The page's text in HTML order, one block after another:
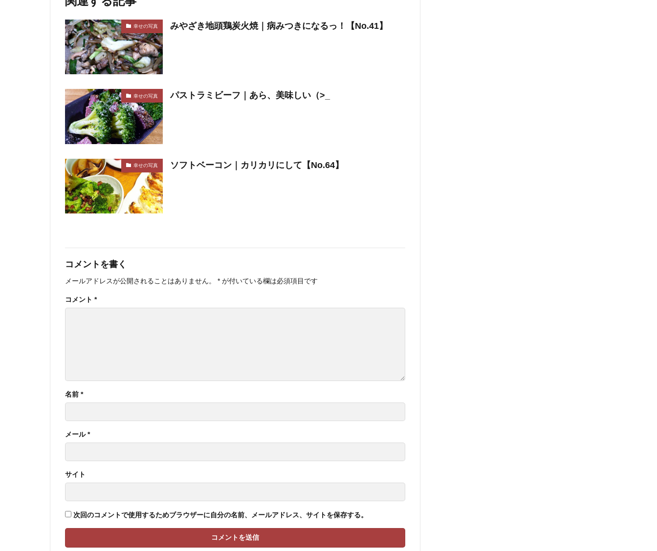
幸せの写真 みやざき地頭鶏炭火焼｜病みつきになるっ！【No.41】
幸せの写真 パストラミビーフ｜あら、美味しい（>_
幸せの写真 ソフトベーコン｜カリカリにして【No.64】
コメントを書く
メールアドレスが公開されることはありません。 * が付いている欄は必須項目です
コメント *
名前 *
メール*
サイト
次回のコメントで使用するためブラウザーに自分の名前、メールアドレス、サイトを保存する。